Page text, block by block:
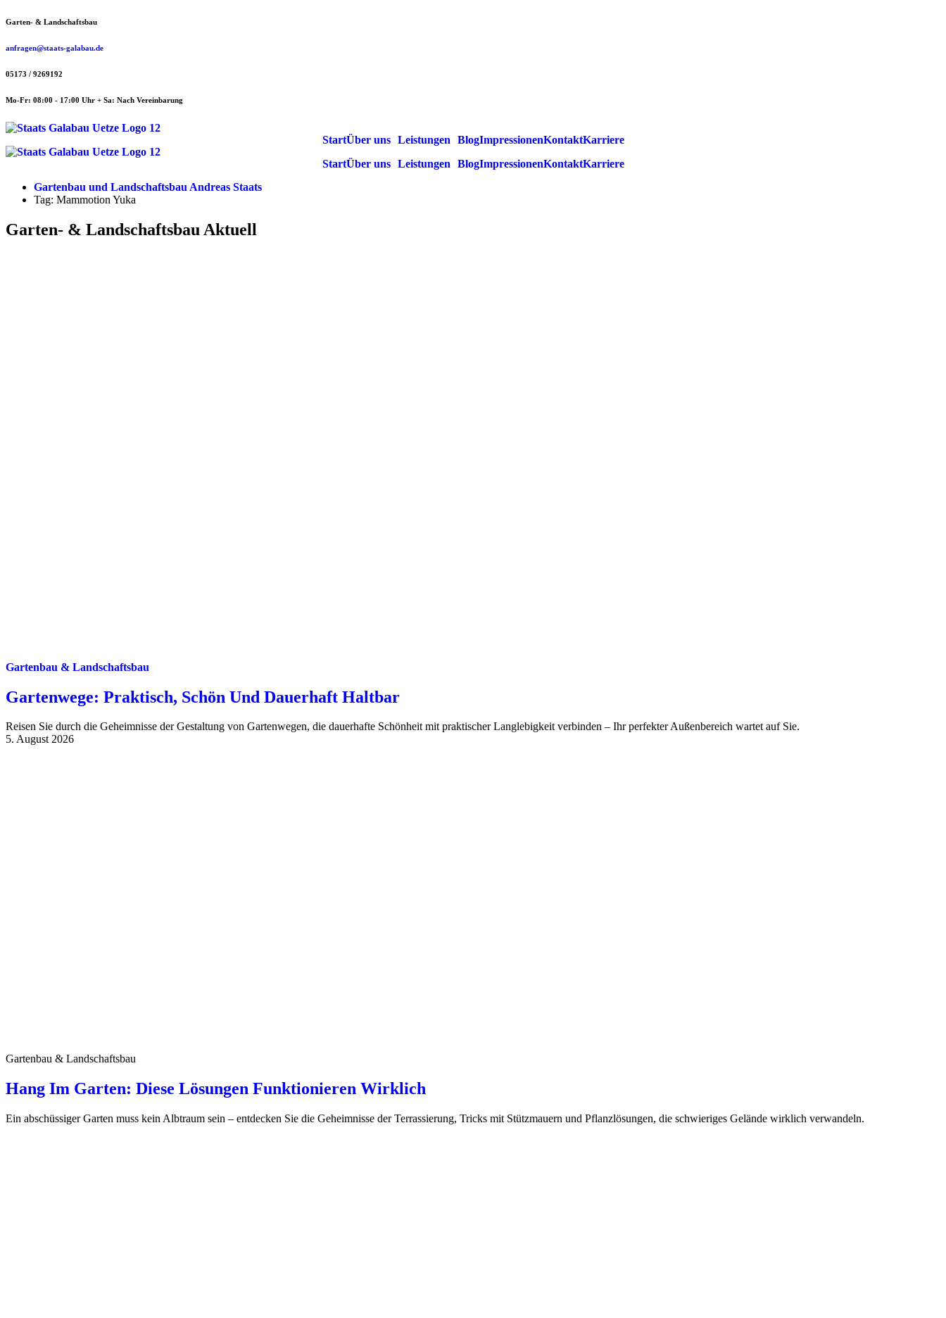
Zum
springen
Garten- & Landschaftsbau
anfragen@staats-galabau.de
05173 / 9269192
Mo-Fr: 08:00 - 17:00 Uhr + Sa: Nach Vereinbarung
StartÜber uns Leistungen BlogImpressionenKontaktKarriere
StartÜber uns Leistungen BlogImpressionenKontaktKarriere
Gartenbau und Landschaftsbau Andreas Staats
Tag: Mammotion Yuka
Garten- & Landschaftsbau Aktuell
Gartenbau & Landschaftsbau
Gartenwege: Praktisch, Schön Und Dauerhaft Haltbar
Reisen Sie durch die Geheimnisse der Gestaltung von Gartenwegen, die dauerhafte Schönheit mit praktischer Langlebigkeit verbinden – Ihr perfekter Außenbereich wartet auf Sie.
5. August 2026
Gartenbau & Landschaftsbau
Hang Im Garten: Diese Lösungen Funktionieren Wirklich
Ein abschüssiger Garten muss kein Albtraum sein – entdecken Sie die Geheimnisse der Terrassierung, Tricks mit Stützmauern und Pflanzlösungen, die schwieriges Gelände wirklich verwandeln.